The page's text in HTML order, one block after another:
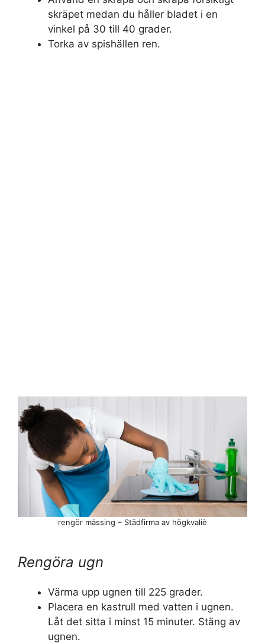
skräpet medan du håller bladet i en
vinkel på 30 till 40 grader.
Torka av spishällen ren.
Rengöra ugn
Värma upp ugnen till 225 grader.
Placera en kastrull med vatten i ugnen.
Låt det sitta i minst 15 minuter. Stäng av
ugnen.
rengör mässing – Städfirma av högkvaliè